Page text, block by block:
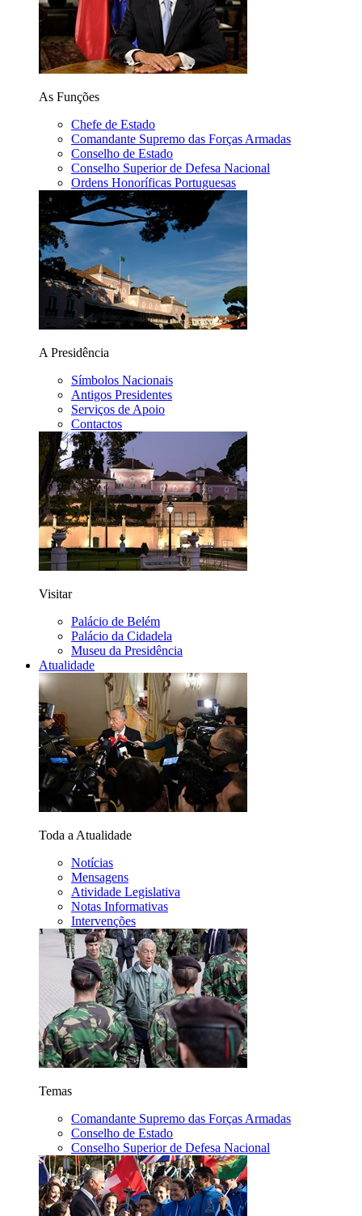
As Funções
Chefe de Estado
Comandante Supremo das Forças Armadas
Conselho de Estado
Conselho Superior de Defesa Nacional
Ordens Honoríficas Portuguesas
A Presidência
Símbolos Nacionais
Antigos Presidentes
Serviços de Apoio
Contactos
Visitar
Palácio de Belém
Palácio da Cidadela
Museu da Presidência
Atualidade
Toda a Atualidade
Notícias
Mensagens
Atividade Legislativa
Notas Informativas
Intervenções
Temas
Comandante Supremo das Forças Armadas
Conselho de Estado
Conselho Superior de Defesa Nacional